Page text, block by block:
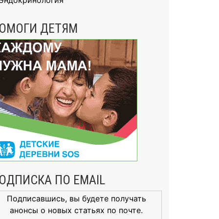
ДЕТЯМ
ПО EMAIL
Подписавшись, вы будете получать
анонсы о новых статьях по почте.